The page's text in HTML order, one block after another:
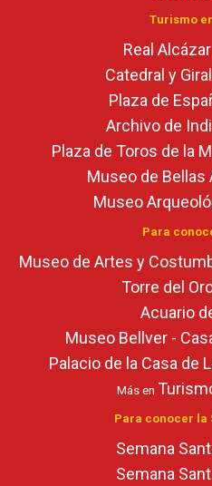
Turismo
Real
Catedral y
Plaza de
Archivo de
Plaza de Toros de la
Museo de Bellas
Museo
Para
Museo de Artes y
Torre del
Acuario
Museo Bellver -
Palacio de la Casa de
Más en
Para conocer la
Semana
Semana